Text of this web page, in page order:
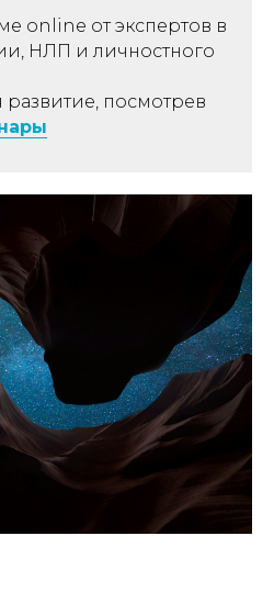
online от экспертов в
НЛП и личностного
развитие, посмотрев